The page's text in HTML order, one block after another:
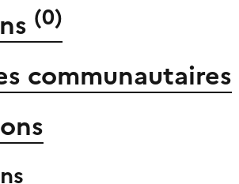
(0)
communautaires